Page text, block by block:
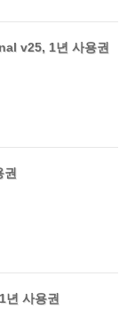
v25, 1년 사용권
사용권